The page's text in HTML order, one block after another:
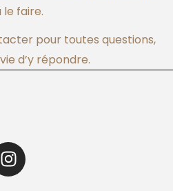
le faire.
pour toutes questions,
d’y répondre.